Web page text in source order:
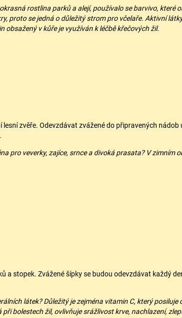
rostlina parků a alejí, používalo se barvivo, které
proto se jedná o důležitý strom pro včelaře. Aktivní
v kůře je využíván k léčbě křečových žil.
zvěře. Odevzdávat zvážené do připravených nádob
pro veverky, zajíce, srnce a divoká prasata? V zimním
a stopek. Zvážené šípky se budou odevzdávat každý
látek? Důležitý je zejména vitamin C, který
bolestech žil, ovlivňuje srážlivost krve, nachlazení,